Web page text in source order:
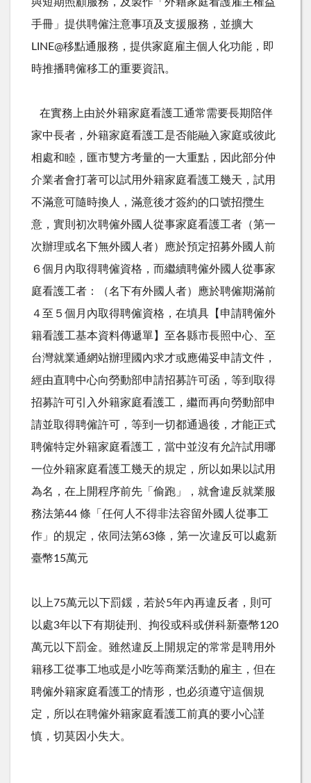
手冊」提供聘僱注意事項及支援服務，並擴大
LINE@移點通服務，提供家庭雇主個人化功能，即
時推播聘僱移工的重要資訊。
在實務上由於外籍家庭看護工通常需要長期陪伴
家中長者，外籍家庭看護工是否能融入家庭或彼此
相處和睦，匯市雙方考量的一大重點，因此部分仲
介業者會打著可以試用外籍家庭看護工幾天，試用
不滿意可隨時換人，滿意後才簽約的口號招攬生
意，實則初次聘僱外國人從事家庭看護工者（第一
次辦理或名下無外國人者）應於預定招募外國人前
６個月內取得聘僱資格，而繼續聘僱外國人從事家
庭看護工者：（名下有外國人者）應於聘僱期滿前
４至５個月內取得聘僱資格，在填具【申請聘僱外
籍看護工基本資料傳遞單】至各縣市長照中心、至
台灣就業通網站辦理國內求才或應備妥申請文件，
經由直聘中心向勞動部申請招募許可函，等到取得
招募許可引入外籍家庭看護工，繼而再向勞動部申
請並取得聘僱許可，等到一切都通過後，才能正式
聘僱特定外籍家庭看護工，當中並沒有允許試用哪
一位外籍家庭看護工幾天的規定，所以如果以試用
為名，在上開程序前先「偷跑」，就會違反就業服
務法第44 條「任何人不得非法容留外國人從事工
作」的規定，依同法第63條，第一次違反可以處新
臺幣15萬元
以上75萬元以下罰鍰，若於5年內再違反者，則可
以處3年以下有期徒刑、拘役或科或併科新臺幣120
萬元以下罰金。雖然違反上開規定的常常是聘用外
籍移工從事工地或是小吃等商業活動的雇主，但在
聘僱外籍家庭看護工的情形，也必須遵守這個規
定，所以在聘僱外籍家庭看護工前真的要小心謹
慎，切莫因小失大。